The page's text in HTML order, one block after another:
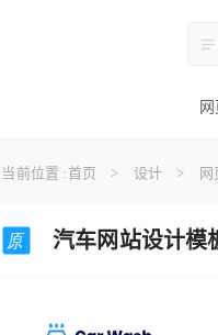
当前位置 :首页 > 设计 > 网
汽车网站设计模